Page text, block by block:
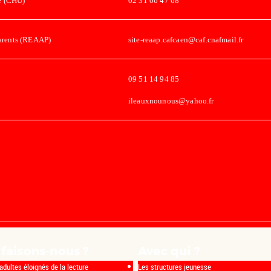
(REAAP) site-reaap.cafcaen@caf.cnafmail.fr
09 51 14 94 85
ileauxnounous@yahoo.fr
éloignés de la lecture Les structures jeunesse